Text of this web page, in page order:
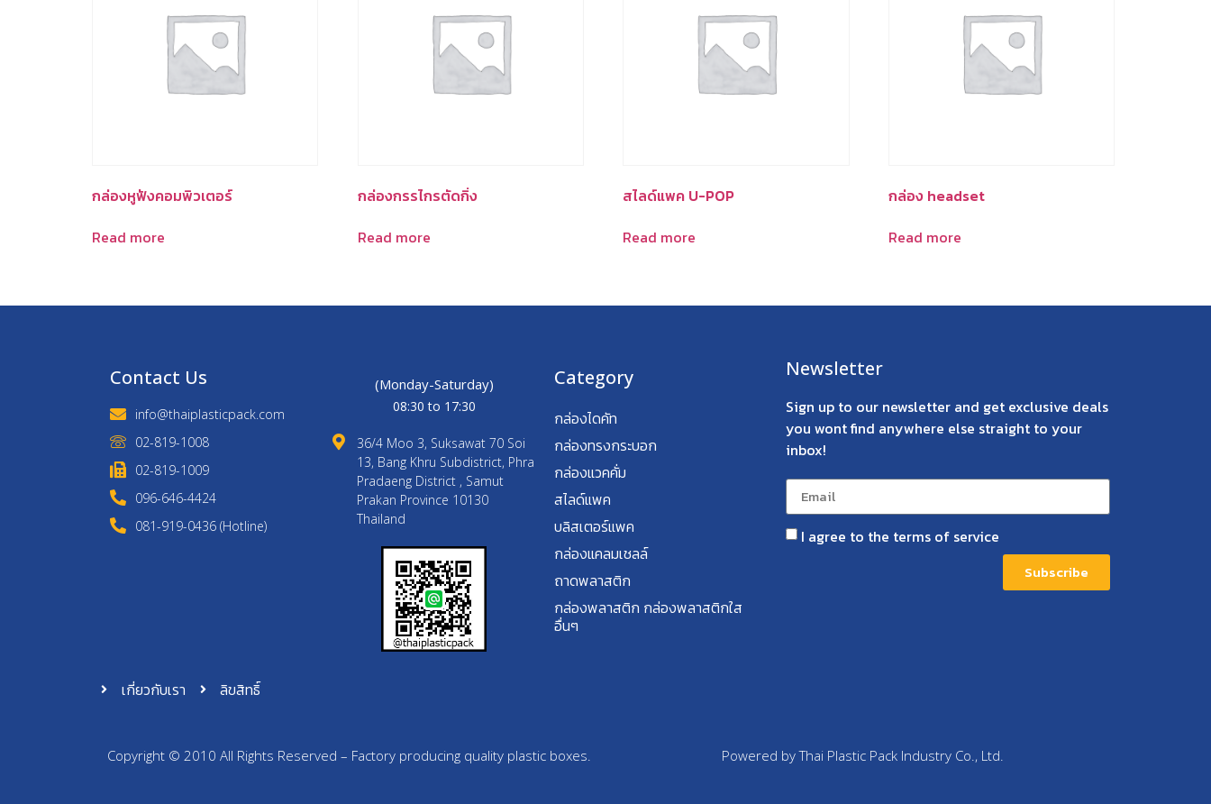
กล่องหูฟังคอมพิวเตอร์
Read more
กล่องกรรไกรตัดกิ่ง
Read more
สไลด์แพค U-POP
Read more
กล่อง headset
Read more
Contact Us
info@thaiplasticpack.com
02-819-1008
02-819-1009
096-646-4424
081-919-0436 (Hotline)
(Monday-Saturday)
08:30 to 17:30
36/4 Moo 3, Suksawat 70 Soi
13, Bang Khru Subdistrict, Phra
Pradaeng District , Samut
Prakan Province 10130
Thailand
Category
กล่องไดคัท
กล่องทรงกระบอก
กล่องแวคคั่ม
สไลด์แพค
บลิสเตอร์แพค
กล่องแคลมเชลล์
ถาดพลาสติก
กล่องพลาสติก กล่องพลาสติกใส
อื่นๆ
เกี่ยวกับเรา ลิขสิทธิ์
Newsletter
Sign up to our newsletter and get exclusive deals
you wont find anywhere else straight to your
inbox!
I agree to the terms of service
Subscribe
Copyright © 2010 All Rights Reserved – Factory producing quality plastic boxes. Powered by Thai Plastic Pack Industry Co., Ltd.